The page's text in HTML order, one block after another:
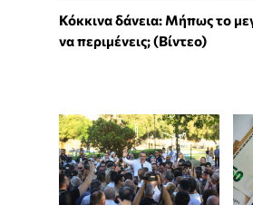
Κόκκινα δάνεια: Μήπως το
να περιμένεις; (Βίντεο)